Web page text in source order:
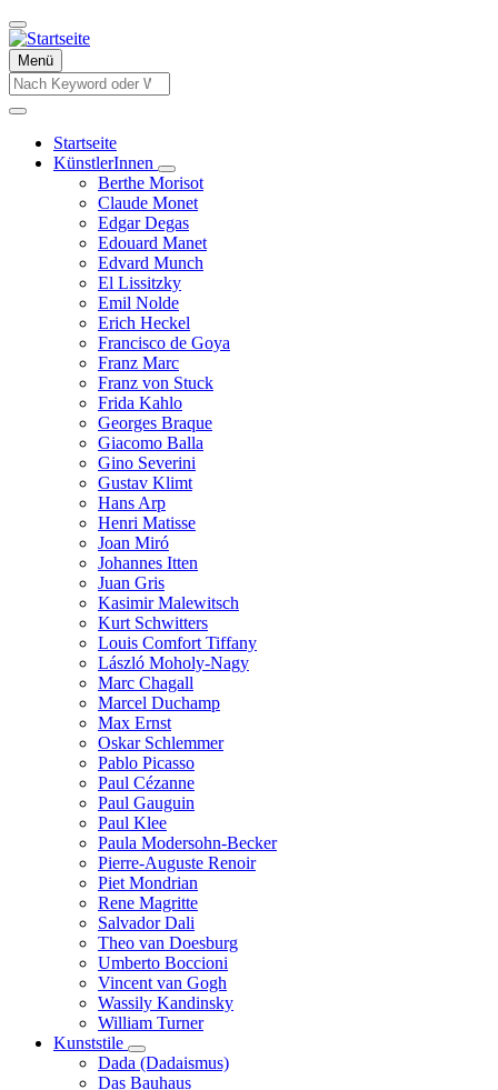
Direkt
zum
Inhalt
Menü
Suche
Suche
Hauptnavigation
Startseite
KünstlerInnen
Unternavigation
von
KünstlerInnen
Berthe Morisot
Claude Monet
Edgar Degas
Edouard Manet
Edvard Munch
El Lissitzky
Emil Nolde
Erich Heckel
Francisco de Goya
Franz Marc
Franz von Stuck
Frida Kahlo
Georges Braque
Giacomo Balla
Gino Severini
Gustav Klimt
Hans Arp
Henri Matisse
Joan Miró
Johannes Itten
Juan Gris
Kasimir Malewitsch
Kurt Schwitters
Louis Comfort Tiffany
László Moholy-Nagy
Marc Chagall
Marcel Duchamp
Max Ernst
Oskar Schlemmer
Pablo Picasso
Paul Cézanne
Paul Gauguin
Paul Klee
Paula Modersohn-Becker
Pierre-Auguste Renoir
Piet Mondrian
Rene Magritte
Salvador Dali
Theo van Doesburg
Umberto Boccioni
Vincent van Gogh
Wassily Kandinsky
William Turner
Kunststile
Unternavigation
von
Dada (Dadaismus)
Das Bauhaus